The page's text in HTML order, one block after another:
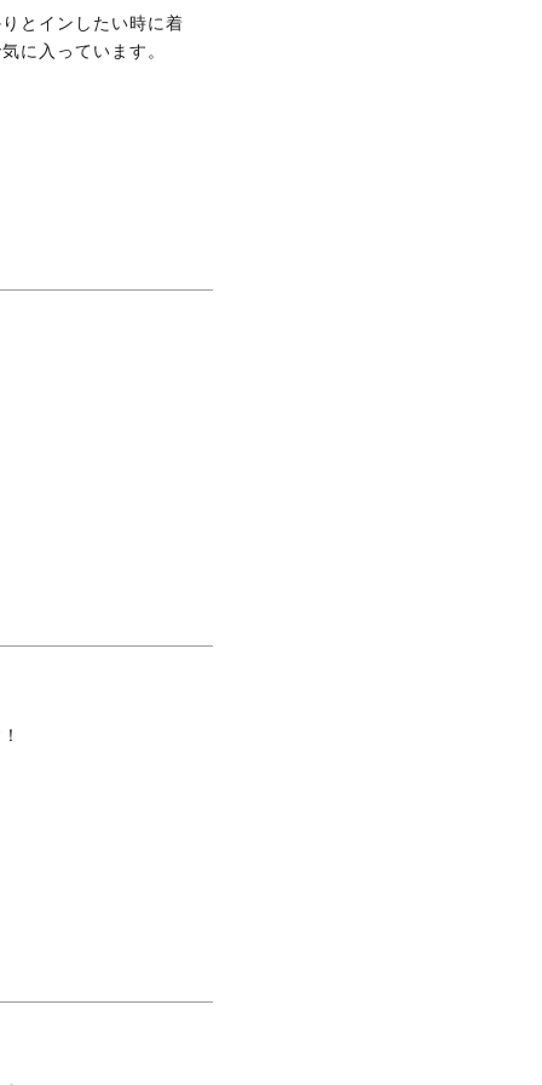
とインしたい時に着
に入っています。